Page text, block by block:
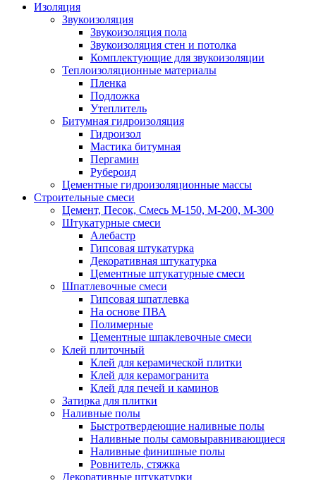
Изоляция
Звукоизоляция
Звукоизоляция пола
Звукоизоляция стен и потолка
Комплектующие для звукоизоляции
Теплоизоляционные материалы
Пленка
Подложка
Утеплитель
Битумная гидроизоляция
Гидроизол
Мастика битумная
Пергамин
Рубероид
Цементные гидроизоляционные массы
Строительные смеси
Цемент, Песок, Смесь М-150, М-200, М-300
Штукатурные смеси
Алебастр
Гипсовая штукатурка
Декоративная штукатурка
Цементные штукатурные смеси
Шпатлевочные смеси
Гипсовая шпатлевка
На основе ПВА
Полимерные
Цементные шпаклевочные смеси
Клей плиточный
Клей для керамической плитки
Клей для керамогранита
Клей для печей и каминов
Затирка для плитки
Наливные полы
Быстротвердеющие наливные полы
Наливные полы самовыравнивающиеся
Наливные финишные полы
Ровнитель, стяжка
Декоративные штукатурки